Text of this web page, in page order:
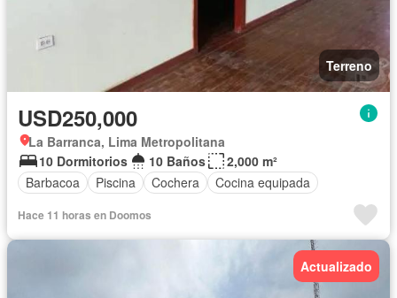
Terreno
USD250,000
La Barranca, Lima Metropolitana
10 Dormitorios
10 Baños
2,000 m²
Barbacoa
Piscina Cochera Cocina equipada
Hace 11 horas en Doomos
Actualizado